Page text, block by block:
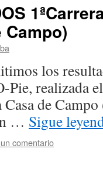
los
realizada
Casa de
… Sigue
comentario